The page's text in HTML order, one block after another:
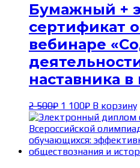
Бумажный +
сертификат
вебинаре
наставника
2 500₽ Первоначальная
цена
составляла
2 500₽.
1 100₽Текущая
цена:
1 100₽.
В корзину